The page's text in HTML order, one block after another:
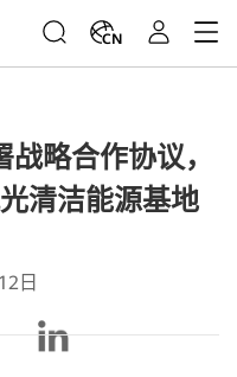
CN
略合作协议，
清洁能源基地
日